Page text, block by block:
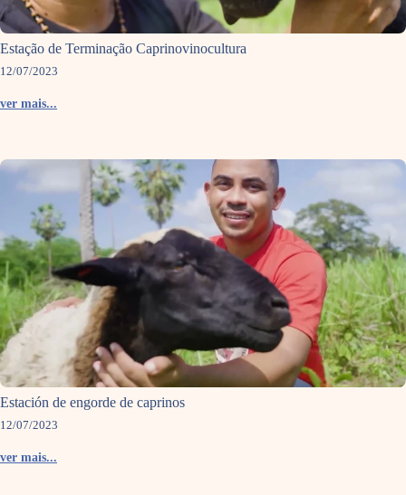
Estação de Terminação Caprinovinocultura
12/07/2023
ver mais...
Estación de engorde de caprinos
12/07/2023
ver mais...